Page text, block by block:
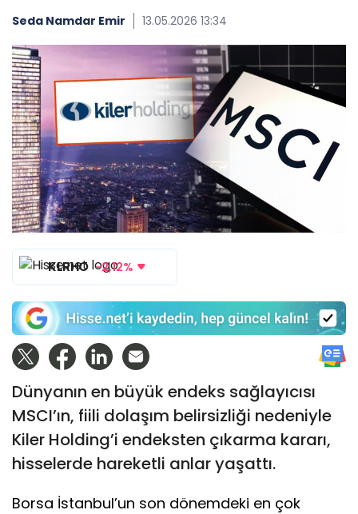
Seda Namdar Emir 13.05.2026 13:34
KLRHO -2,12%
Dünyanın en büyük endeks sağlayıcısı
MSCI’ın, fiili dolaşım belirsizliği nedeniyle
Kiler Holding’i endeksten çıkarma kararı,
hisselerde hareketli anlar yaşattı.
Borsa İstanbul’un son dönemdeki en çok